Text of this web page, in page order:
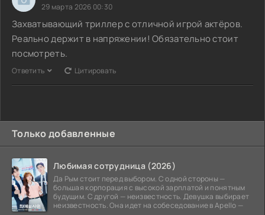
29 марта 2026 00:30
Захватывающий триллер с отличной игрой актёров.
Реально держит в напряжении! Обязательно стоит
посмотреть.
Ответить Цитировать
Только добавленные
Любимая сотрудница (2026)
Да Рым стоит перед выбором. С одной стороны —
большая корпорация с высокой зарплатой и понятным
будущим. С другой — неизвестность. Девушка выбирает
неизвестность. Она идет на собеседование в Apello —